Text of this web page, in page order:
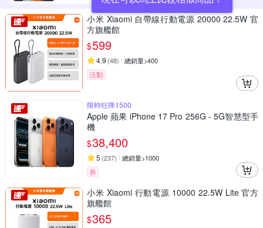
小米 Xiaomi 自帶線行動電源 20000 22.5W 官
方旗艦館
$599
4.9 (48) 總銷量>400
活動
限時狂降1500
Apple 蘋果 iPhone 17 Pro 256G - 5G智慧型手
機
$38,400
5 (237) 總銷量>1000
券
小米 Xiaomi 行動電源 10000 22.5W Lite 官方
旗艦館
$365